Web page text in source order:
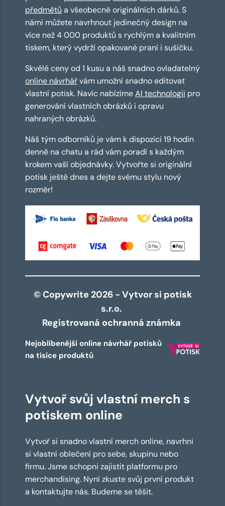
předmětů a všeobecně originálních dárků. S
námi můžete navrhnout jedinečný design na
více než 4 000 produktů s rychlým a kvalitním
tiskem, který vydrží opakované praní i sušičku.
Skvělé ceny od 1 kusu a náš snadno ovladatelný
online návrhářvám umožní snadno editovat
vlastní potisk. Navíc nabízímeAI technologii pro
generování vlastních obrázků i opravu
nahraných obrázků.
Náš tým odborníků je vám k dispozici 19 hodin
denně na chatu a rád vám poradí s každým
krokem vaší objednávky. Vytvořte si originální
potisk ještě dnes a dejte svému stylu nový
rozměr!
© Copywrite 2026 - Vytvor si potisk
s.r.o.
Registrovaná ochranná známka
Nejoblíbenější online návrhář potisků
na tisíce produktů
Vytvoř svůj vlastní merch s
potiskem online
Vytvoř si snadno vlastní merch online, navrhni
si vlastní oblečení pro sebe, skupinu nebo
firmu. Jsme schopni zajistit platformu pro
merchandising. Nyní zkuste svůj první produkt
a kontaktujte nás. Budeme se těšit.